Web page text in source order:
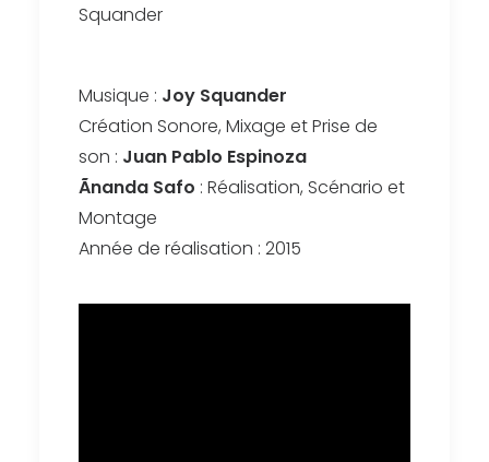
Squander
Musique : Joy Squander
Création Sonore, Mixage et Prise de
son : Juan Pablo Espinoza
Ãnanda Safo : Réalisation, Scénario et
Montage
Année de réalisation : 2015